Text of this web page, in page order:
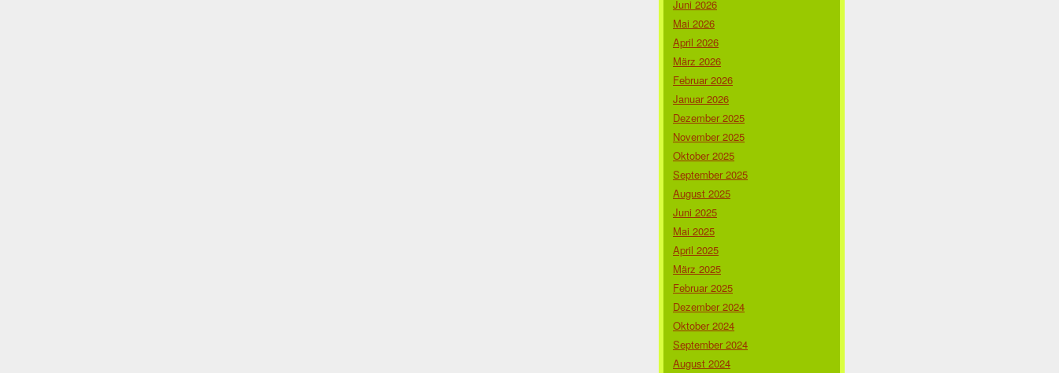
Juni 2026
Mai 2026
April 2026
März 2026
Februar 2026
Januar 2026
Dezember 2025
November 2025
Oktober 2025
September 2025
August 2025
Juni 2025
Mai 2025
April 2025
März 2025
Februar 2025
Dezember 2024
Oktober 2024
September 2024
August 2024